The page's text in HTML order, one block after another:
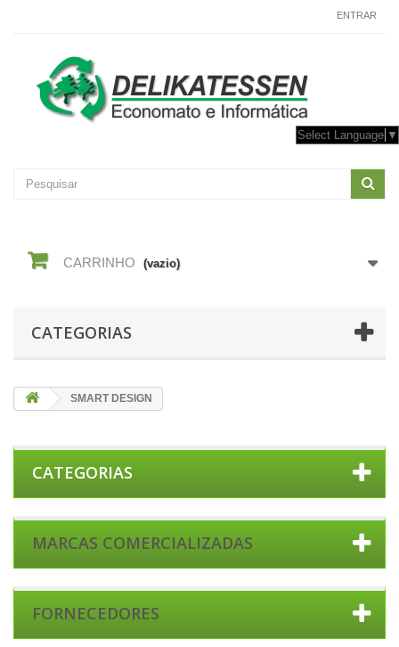
ENTRAR
Select Language ▼
CARRINHO (vazio)
CATEGORIAS
SMART DESIGN
CATEGORIAS
MARCAS COMERCIALIZADAS
FORNECEDORES